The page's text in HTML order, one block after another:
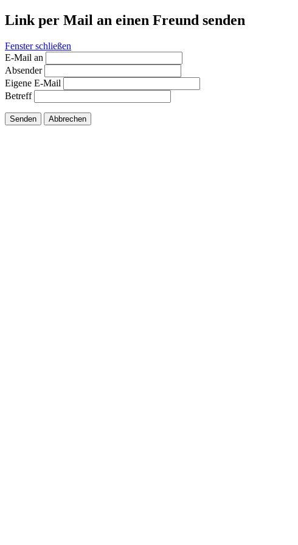
Link per Mail an einen Freund senden
Fenster schließen
E-Mail an
Absender
Eigene E-Mail
Betreff
Senden Abbrechen